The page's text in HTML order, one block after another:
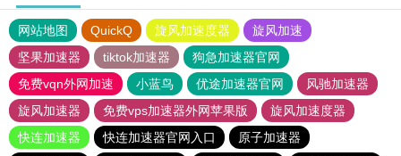
网站地图 QuickQ 旋风加速度器
旋风加速
坚果加速器
tiktok加速器
狗急加速器官网
免费vqn外网加速
小蓝鸟 优途加速器官网
风驰加速器
旋风加速器
免费vps加速器外网苹果版
旋风加速度器
快连加速器
快连加速器官网入口
原子加速器